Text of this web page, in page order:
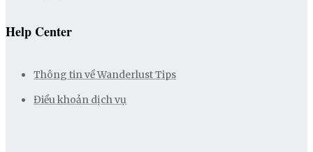
Help Center
Thông tin về Wanderlust Tips
Điều khoản dịch vụ